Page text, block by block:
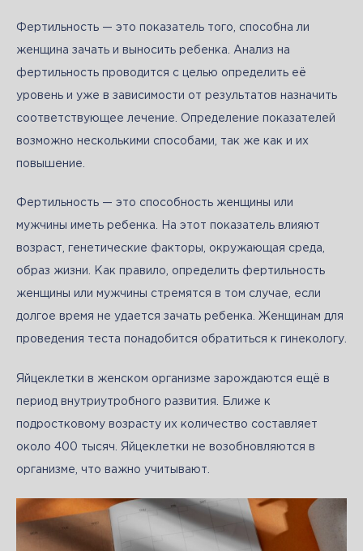
Фертильность — это показатель того, способна ли
женщина зачать и выносить ребенка. Анализ на
фертильность проводится с целью определить её
уровень и уже в зависимости от результатов назначить
соответствующее лечение. Определение показателей
возможно несколькими способами, так же как и их
повышение.
Фертильность — это способность женщины или
мужчины иметь ребенка. На этот показатель влияют
возраст, генетические факторы, окружающая среда,
образ жизни. Как правило, определить фертильность
женщины или мужчины стремятся в том случае, если
долгое время не удается зачать ребенка. Женщинам для
проведения теста понадобится обратиться к гинекологу.
Яйцеклетки в женском организме зарождаются ещё в
период внутриутробного развития. Ближе к
подростковому возрасту их количество составляет
около 400 тысяч. Яйцеклетки не возобновляются в
организме, что важно учитывают.